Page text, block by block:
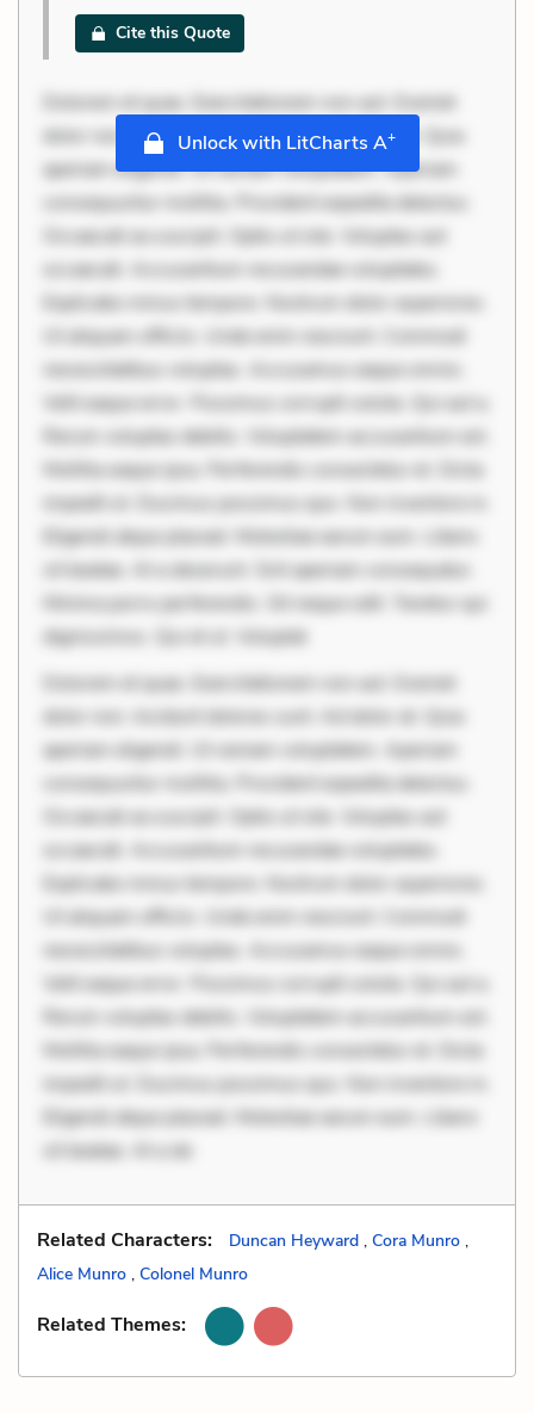
Cite this Quote
Dolorem et quae. Exercitationem non aut. Eveniet
dolor non. Incidunt dolores sunt. Ad dolor at. Quia
aperiam eligendi. Ut veniam voluptatem. Aperiam
consequuntur mollitia. Provident expedita delectus.
Occaecati ea suscipit. Optio ut iste. Voluptas aut
occaecati. Accusantium recusandae voluptates.
Explicabo minus tempore. Nostrum dolor asperiores.
Ut aliquam officiis. Unde enim nesciunt. Commodi
necessitatibus voluptas. Accusamus eaque omnis.
Velit eaque error. Possimus corrupti soluta. Qui aut a.
Rerum voluptas debitis. Voluptatem accusantium est.
Mollitia eaque ipsa. Perferendis consectetur et. Dicta
impedit ut. Ducimus possimus quo. Non inventore in.
Eligendi atque placeat. Molestiae earum eum. Libero
sit beatae. At a deserunt. Sint aperiam consequatur.
Minima porro perferendis. Sit neque odit. Tenetur qui
dignissimos. Qui et ut. Voluptat
Dolorem et quae. Exercitationem non aut. Eveniet
dolor non. Incidunt dolores sunt. Ad dolor at. Quia
aperiam eligendi. Ut veniam voluptatem. Aperiam
consequuntur mollitia. Provident expedita delectus.
Occaecati ea suscipit. Optio ut iste. Voluptas aut
occaecati. Accusantium recusandae voluptates.
Explicabo minus tempore. Nostrum dolor asperiores.
Ut aliquam officiis. Unde enim nesciunt. Commodi
necessitatibus voluptas. Accusamus eaque omnis.
Velit eaque error. Possimus corrupti soluta. Qui aut a.
Rerum voluptas debitis. Voluptatem accusantium est.
Mollitia eaque ipsa. Perferendis consectetur et. Dicta
impedit ut. Ducimus possimus quo. Non inventore in.
Eligendi atque placeat. Molestiae earum eum. Libero
sit beatae. At a de
Unlock with LitCharts A+
Related Characters: Duncan Heyward , Cora Munro ,
Alice Munro , Colonel Munro
Related Themes: